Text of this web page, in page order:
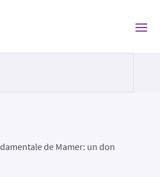
de Mamer: un don